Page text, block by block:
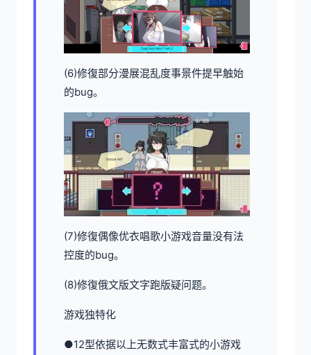
(6)修復部分漫展混乱度事景件提早触始
的bug。
(7)修復偶像优衣唱歌小游戏音量没有法
控度的bug。
(8)修復俄文版文字跑版疑问题。
游戏独特化
●12型依据以上无数式丰富式的小游戏